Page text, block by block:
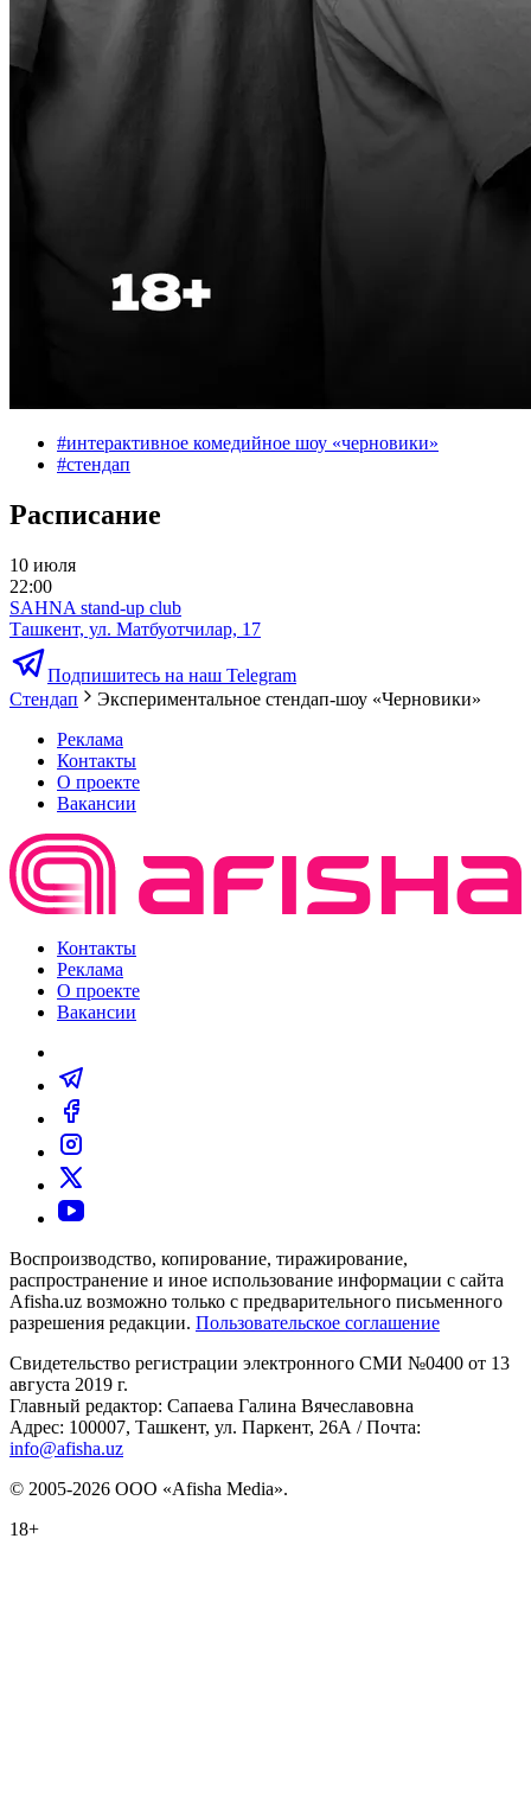
#интерактивное комедийное шоу «черновики»
#стендап
Расписание
10 июля
22:00
SAHNA stand-up club
Ташкент, ул. Матбуотчилар, 17
Подпишитесь на наш Telegram
Стендап
Экспериментальное стендап-шоу «Черновики»
Реклама
Контакты
О проекте
Вакансии
Контакты
Реклама
О проекте
Вакансии
Воспроизводство, копирование, тиражирование,
распространение и иное использование информации с сайта
Afisha.uz возможно только с предварительного письменного
разрешения редакции. Пользовательское соглашение
Свидетельство регистрации электронного СМИ №0400 от 13
августа 2019 г.
Главный редактор: Сапаева Галина Вячеславовна
Адрес: 100007, Ташкент, ул. Паркент, 26А / Почта:
info@afisha.uz
© 2005-2026 ООО «Afisha Media».
18+